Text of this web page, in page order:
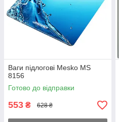
Ваги підлогові Mesko MS
8156
Готово до відправки
553 ₴ 628 ₴